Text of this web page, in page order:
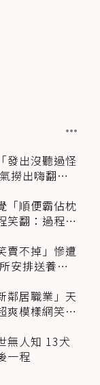
發出沒聽過怪
撈出嗨翻：
「順便霸佔枕
笑翻：過程絲
賣不掉」慘遭
安排送養活
鄰居職業」天
爽模樣網笑
無人知 13犬
一程